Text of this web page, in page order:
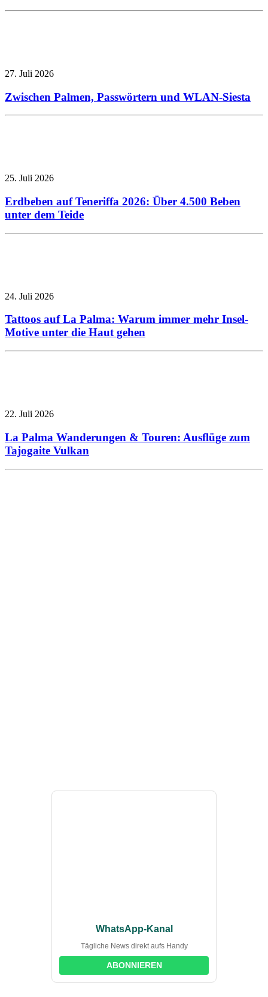
27. Juli 2026
Zwischen Palmen, Passwörtern und WLAN-Siesta
25. Juli 2026
Erdbeben auf Teneriffa 2026: Über 4.500 Beben
unter dem Teide
24. Juli 2026
Tattoos auf La Palma: Warum immer mehr Insel-
Motive unter die Haut gehen
22. Juli 2026
La Palma Wanderungen & Touren: Ausflüge zum
Tajogaite Vulkan
WhatsApp-Kanal
Tägliche News direkt aufs Handy
ABONNIEREN